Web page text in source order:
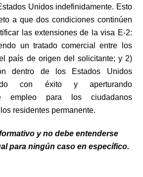
Unidos indefinidamente. Esto
a que dos condiciones continúen
las extensiones de la visa E-2:
un tratado comercial entre los
país de origen del solicitante; y 2)
dentro de los Estados Unidos
con éxito y aperturando
empleo para los ciudadanos
residentes permanente.
y no debe entenderse
para ningún caso en específico.